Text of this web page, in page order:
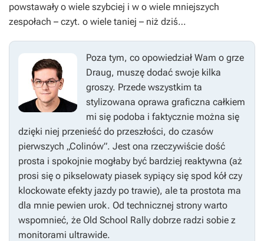
powstawały o wiele szybciej i w o wiele mniejszych
zespołach – czyt. o wiele taniej – niż dziś…
Poza tym, co opowiedział Wam o grze
Draug, muszę dodać swoje kilka
groszy. Przede wszystkim ta
stylizowana oprawa graficzna całkiem
mi się podoba i faktycznie można się
dzięki niej przenieść do przeszłości, do czasów
pierwszych „Colinów”. Jest ona rzeczywiście dość
prosta i spokojnie mogłaby być bardziej reaktywna (aż
prosi się o pikselowaty piasek sypiący się spod kół czy
klockowate efekty jazdy po trawie), ale ta prostota ma
dla mnie pewien urok. Od technicznej strony warto
wspomnieć, że Old School Rally dobrze radzi sobie z
monitorami ultrawide.